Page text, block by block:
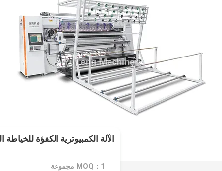
الآلة الكمبيوترية الكفؤة
MOQ：1 مجموعة